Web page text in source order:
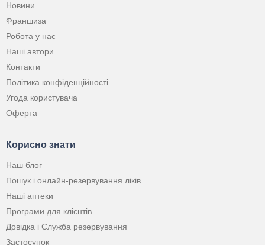
Новини
Франшиза
Робота у нас
Наші автори
Контакти
Політика конфіденційності
Угода користувача
Оферта
Корисно знати
Наш блог
Пошук і онлайн-резервування ліків
Наші аптеки
Програми для клієнтів
Довідка і Служба резервування
Застосунок